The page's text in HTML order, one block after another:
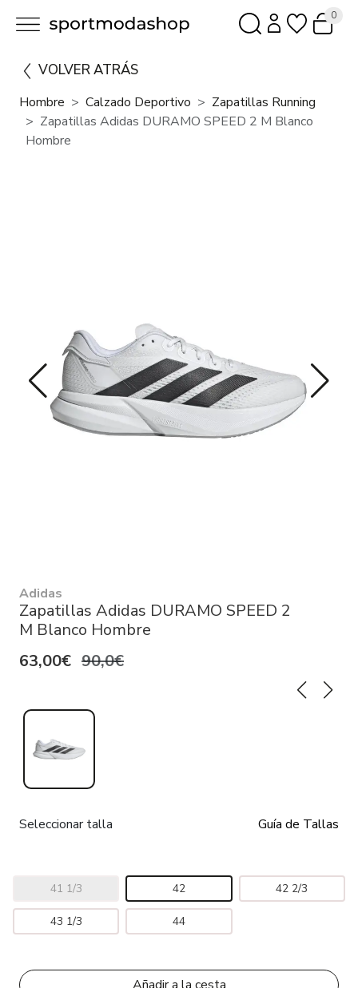
0
VOLVER ATRÁS
Hombre Calzado Deportivo
Zapatillas Running
Zapatillas Adidas DURAMO SPEED 2 M Blanco
Hombre
Adidas
Zapatillas Adidas DURAMO SPEED 2
M Blanco Hombre
63,00€ 90,0€
Seleccionar talla Guía de Tallas
41 1/3 42 42 2/3
43 1/3 44